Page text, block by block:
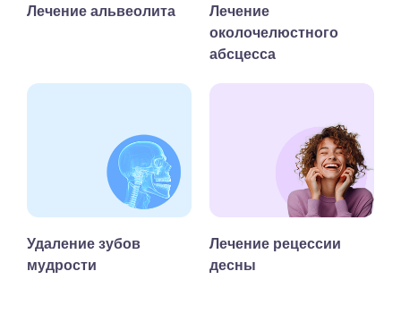
Лечение альвеолита
Лечение
околочелюстного
абсцесса
Удаление зубов
мудрости
Лечение рецессии
десны